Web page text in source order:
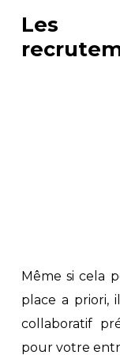
Les
Même si cela
place a priori,
collaboratif
pour votre